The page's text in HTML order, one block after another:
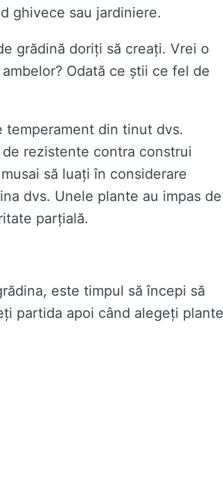
ghivece sau jardiniere.
grădină doriți să creați. Vrei o
Odată ce știi ce fel de
din tinut dvs.
rezistente contra construi
să luați în considerare
dvs. Unele plante au impas de
parțială.
este timpul să începi să
partida apoi când alegeți